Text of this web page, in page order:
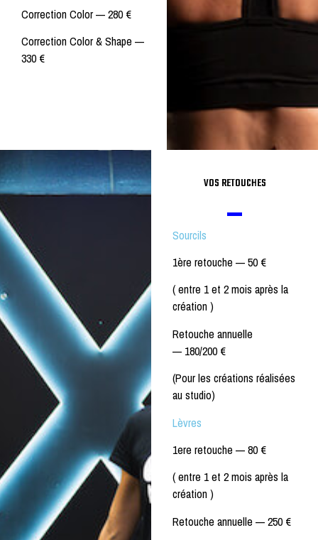
Correction Color —280 €
Correction Color & Shape —
330 €
VOS RETOUCHES
Sourcils
1ère retouche —50 €
( entre 1 et 2 mois après la
création )
Retouche annuelle
— 180/200 €
(Pour les créations réalisées
au studio)
Lèvres
1ere retouche —80 €
( entre 1 et 2 mois après la
création )
Retouche annuelle —250 €